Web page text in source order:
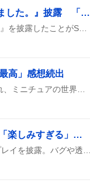
イコラブ、フジテレビ『STAR』で新曲『恋、はじめました。』披露 「可愛すぎた」ファン歓喜の声
高」感想続出
ニコニコ老人会RUST、18時開幕で配信祭りが熱狂 「楽しみすぎる」ファンの声